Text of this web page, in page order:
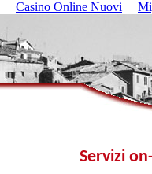
Casino Online Nuovi
Servizi